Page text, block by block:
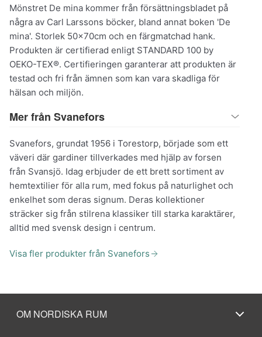
Mönstret De mina kommer från försättningsbladet på
några av Carl Larssons böcker, bland annat boken 'De
mina'. Storlek 50x70cm och en färgmatchad hank.
Produkten är certifierad enligt STANDARD 100 by
OEKO-TEX®. Certifieringen garanterar att produkten är
testad och fri från ämnen som kan vara skadliga för
hälsan och miljön.
Mer från Svanefors
Svanefors, grundat 1956 i Torestorp, började som ett
väveri där gardiner tillverkades med hjälp av forsen
från Svansjö. Idag erbjuder de ett brett sortiment av
hemtextilier för alla rum, med fokus på naturlighet och
enkelhet som deras signum. Deras kollektioner
sträcker sig från stilrena klassiker till starka karaktärer,
alltid med svensk design i centrum.
Visa fler produkter från Svanefors
OM NORDISKA RUM